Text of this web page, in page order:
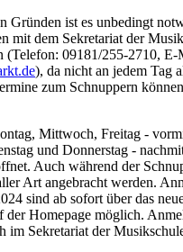
Gründen ist es unbedingt
mit dem Sekretariat der
(Telefon: 09181/255-2710, E-
), da nicht an jedem Tag
zum Schnuppern
Mittwoch, Freitag -
und Donnerstag -
Auch während der
Art angebracht werden.
sind ab sofort über das
der Homepage möglich.
im Sekretariat der